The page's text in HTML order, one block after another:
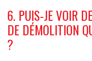
6. PUIS-JE VOIR
DE DÉMOLITION
?